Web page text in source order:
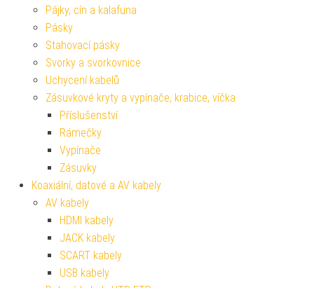
Pájky, cín a kalafuna
Pásky
Stahovací pásky
Svorky a svorkovnice
Uchycení kabelů
Zásuvkové kryty a vypínače, krabice, víčka
Příslušenství
Rámečky
Vypínače
Zásuvky
Koaxiální, datové a AV kabely
AV kabely
HDMI kabely
JACK kabely
SCART kabely
USB kabely